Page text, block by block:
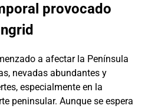
provocado
a afectar la Península
nevadas abundantes y
especialmente en la
peninsular. Aunque se espera